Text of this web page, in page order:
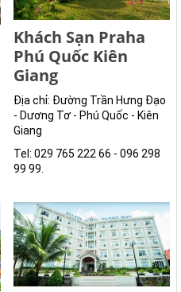
Khách Sạn Praha
Phú Quốc Kiên
Giang
Địa chỉ: Đường Trần Hưng Đạo
- Dương Tơ - Phú Quốc - Kiên
Giang
Tel: 029 765 222 66 - 096 298
99 99.